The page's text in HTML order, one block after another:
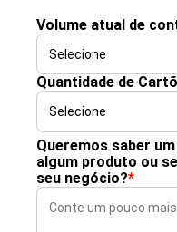
Volume atual de
Quantidade de
Queremos saber
algum produto ou
seu negócio?*